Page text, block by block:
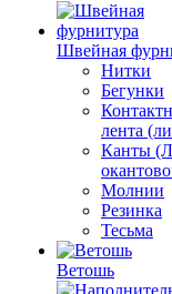
Швейная
Нитки
Бегунки
лента
Канты
Молнии
Резинка
Тесьма
Ветошь